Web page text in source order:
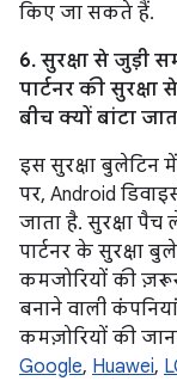
किए जा सकते हैं.
6. सुरक्षा से जुड़ी
पार्टनर की
बीच क्यों बांटा
इस सुरक्षा बुलेटिन
पर, Android
जाता है. सुरक्षा
पार्टनर के सुरक्षा
कमजोरियों की
बनाने वाली
कमज़ोरियों की
Google, Huawei,